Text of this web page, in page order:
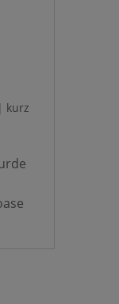
| kurz